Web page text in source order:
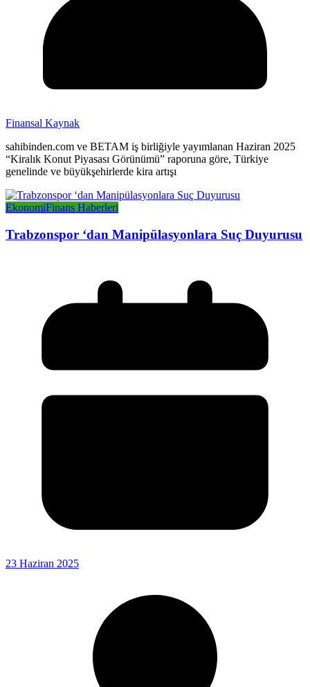
Finansal Kaynak
sahibinden.com ve BETAM iş birliğiyle yayımlanan Haziran 2025
“Kiralık Konut Piyasası Görünümü” raporuna göre, Türkiye
genelinde ve büyükşehirlerde kira artışı
EkonomiFinans Haberleri
Trabzonspor ‘dan Manipülasyonlara Suç Duyurusu
23 Haziran 2025